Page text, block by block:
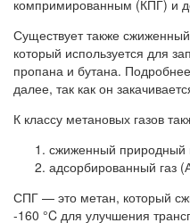
компримированным (КПГ) и
Существует также
который используется для
пропана и бутана.
далее, так как он
К классу метановых газов
сжиженный природный
адсорбированный газ
СПГ — это метан, который
-160 °C для улучшения